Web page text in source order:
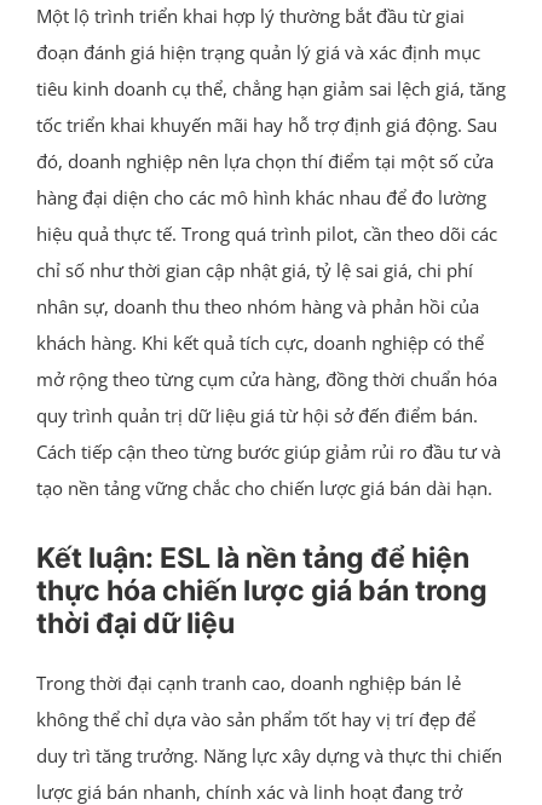
Một lộ trình triển khai hợp lý thường bắt đầu từ giai
đoạn đánh giá hiện trạng quản lý giá và xác định mục
tiêu kinh doanh cụ thể, chẳng hạn giảm sai lệch giá, tăng
tốc triển khai khuyến mãi hay hỗ trợ định giá động. Sau
đó, doanh nghiệp nên lựa chọn thí điểm tại một số cửa
hàng đại diện cho các mô hình khác nhau để đo lường
hiệu quả thực tế. Trong quá trình pilot, cần theo dõi các
chỉ số như thời gian cập nhật giá, tỷ lệ sai giá, chi phí
nhân sự, doanh thu theo nhóm hàng và phản hồi của
khách hàng. Khi kết quả tích cực, doanh nghiệp có thể
mở rộng theo từng cụm cửa hàng, đồng thời chuẩn hóa
quy trình quản trị dữ liệu giá từ hội sở đến điểm bán.
Cách tiếp cận theo từng bước giúp giảm rủi ro đầu tư và
tạo nền tảng vững chắc cho chiến lược giá bán dài hạn.
Kết luận: ESL là nền tảng để hiện
thực hóa chiến lược giá bán trong
thời đại dữ liệu
Trong thời đại cạnh tranh cao, doanh nghiệp bán lẻ
không thể chỉ dựa vào sản phẩm tốt hay vị trí đẹp để
duy trì tăng trưởng. Năng lực xây dựng và thực thi chiến
lược giá bán nhanh, chính xác và linh hoạt đang trở